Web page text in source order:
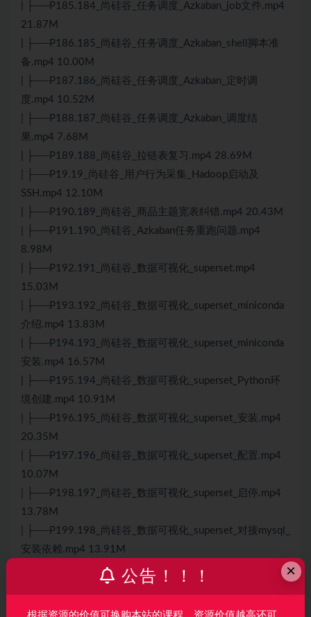
| ├──P185.184_尚硅谷_任务调度_Azkaban_job文件.mp4
21.87M
| ├──P186.185_尚硅谷_任务调度_Azkaban_shell脚本准
备.mp4 10.00M
| ├──P187.186_尚硅谷_任务调度_Azkaban_定时调
度.mp4 10.52M
| ├──P188.187_尚硅谷_任务调度_Azkaban_调度结
果.mp4 7.68M
| ├──P189.188_尚硅谷_拉链表复习.mp4 28.69M
| ├──P19.19_尚硅谷_用户行为采集_Hadoop启动及
SSH.mp4 12.10M
| ├──P190.189_尚硅谷_商品主题宽表纠错.mp4 20.43M
| ├──P191.190_尚硅谷_Azkaban任务重跑问题.mp4
8.98M
| ├──P192.191_尚硅谷_数据可视化_superset.mp4
15.03M
| ├──P193.192_尚硅谷_数据可视化_superset_miniconda
介绍.mp4 13.83M
| ├──P194.193_尚硅谷_数据可视化_superset_miniconda
安装.mp4 16.57M
| ├──P195.194_尚硅谷_数据可视化_superset_Python环
境创建.mp4 10.91M
| ├──P196.195_尚硅谷_数据可视化_superset_安装.mp4
20.35M
| ├──P197.196_尚硅谷_数据可视化_superset_配置.mp4
10.07M
| ├──P198.197_尚硅谷_数据可视化_superset_启停.mp4
13.78M
| ├──P199.198_尚硅谷_数据可视化_superset_对接mysql_
安装依赖.mp4 13.91M
| ├──P2.02_尚硅谷_简介_用户行为.mp4 13.74M
| ├──P20.20_尚硅谷_项目经验_HDFS配置多目录.mp4
×
公告！！！